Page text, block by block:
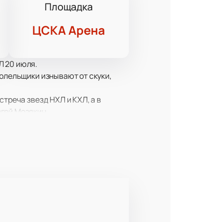
Площадка
ЦСКА Арена
20 июля.
изнывают от скуки,
звезд НХЛ и КХЛ, а в
Мозякин.
Бучневичем,
Ротенберг, Игорь Никитин и